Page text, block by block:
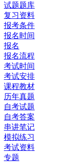
试题题库
复习资料
报考条件
报名时间
报名
报名流程
考试时间
考试安排
课程教材
历年真题
自考试题
自考答案
串讲笔记
模拟练习
考试资料
专题